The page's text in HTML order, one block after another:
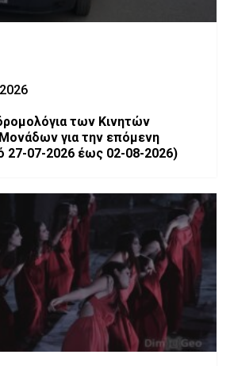
των Κινητών
για την επόμενη
27-07-2026 έως 02-08-2026)